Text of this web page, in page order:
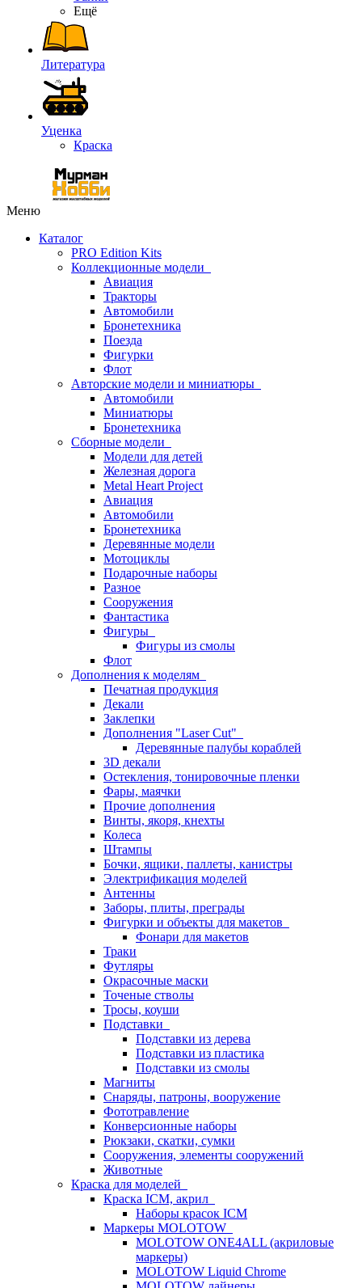
Ещё
Литература
Уценка
Краска
Меню
Каталог
PRO Edition Kits
Коллекционные модели
Авиация
Тракторы
Автомобили
Бронетехника
Поезда
Фигурки
Флот
Авторские модели и миниатюры
Автомобили
Миниатюры
Бронетехника
Сборные модели
Модели для детей
Железная дорога
Metal Heart Project
Авиация
Автомобили
Бронетехника
Деревянные модели
Мотоциклы
Подарочные наборы
Разное
Сооружения
Фантастика
Фигуры
Фигуры из смолы
Флот
Дополнения к моделям
Печатная продукция
Декали
Заклепки
Дополнения "Laser Cut"
Деревянные палубы кораблей
3D декали
Остекления, тонировочные пленки
Фары, маячки
Прочие дополнения
Винты, якоря, кнехты
Колеса
Штампы
Бочки, ящики, паллеты, канистры
Электрификация моделей
Антенны
Заборы, плиты, преграды
Фигурки и объекты для макетов
Фонари для макетов
Траки
Футляры
Окрасочные маски
Точеные стволы
Тросы, коуши
Подставки
Подставки из дерева
Подставки из пластика
Подставки из смолы
Магниты
Снаряды, патроны, вооружение
Фототравление
Конверсионные наборы
Рюкзаки, скатки, сумки
Сооружения, элементы сооружений
Животные
Краска для моделей
Краска ICM, акрил
Наборы красок ICM
Маркеры MOLOTOW
MOLOTOW ONE4ALL (акриловые
маркеры)
MOLOTOW Liquid Chrome